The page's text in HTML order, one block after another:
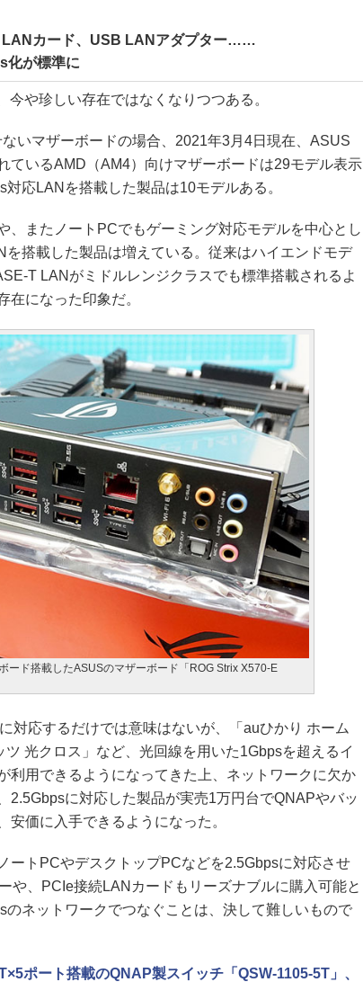
LANカード、USB LANアダプター……
化が標準に
や珍しい存在ではなくなりつつある。
いマザーボードの場合、2021年3月4日現在、ASUS
ているAMD（AM4）向けマザーボードは29モデル表示
応LANを搭載した製品は10モデルある。
またノートPCでもゲーミング対応モデルを中心とし
を搭載した製品は増えている。従来はハイエンドモデ
T LANがミドルレンジクラスでも標準搭載されるよ
在になった印象だ。
ード搭載したASUSのマザーボード「ROG Strix X570-E
対応するだけでは意味はないが、「auひかり ホーム
光クロス」など、光回線を用いた1Gbpsを超えるイ
利用できるようになってきた上、ネットワークに欠か
2.5Gbpsに対応した製品が実売1万円台でQNAPやバッ
安価に入手できるようになった。
ートPCやデスクトップPCなどを2.5Gbpsに対応させ
や、PCIe接続LANカードもリーズナブルに購入可能と
のネットワークでつなぐことは、決して難しいもので
ポート搭載のQNAP製スイッチ「QSW-1105-5T」、